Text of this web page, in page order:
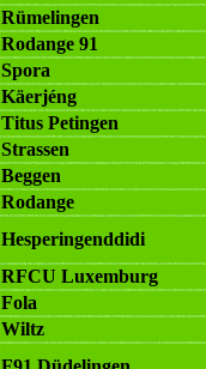
Rümelingen
Rodange 91
Spora
Käerjéng
Titus Petingen
Strassen
Beggen
Rodange
Hesperingenddidi
RFCU Luxemburg
Fola
Wiltz